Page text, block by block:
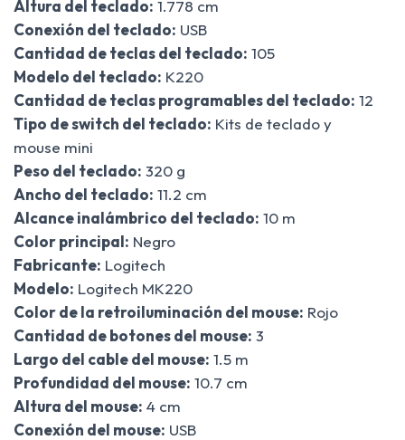
Altura del teclado: 1.778 cm
Conexión del teclado: USB
Cantidad de teclas del teclado: 105
Modelo del teclado: K220
Cantidad de teclas programables del teclado: 12
Tipo de switch del teclado: Kits de teclado y
mouse mini
Peso del teclado: 320 g
Ancho del teclado: 11.2 cm
Alcance inalámbrico del teclado: 10 m
Color principal: Negro
Fabricante: Logitech
Modelo: Logitech MK220
Color de la retroiluminación del mouse: Rojo
Cantidad de botones del mouse: 3
Largo del cable del mouse: 1.5 m
Profundidad del mouse: 10.7 cm
Altura del mouse: 4 cm
Conexión del mouse: USB